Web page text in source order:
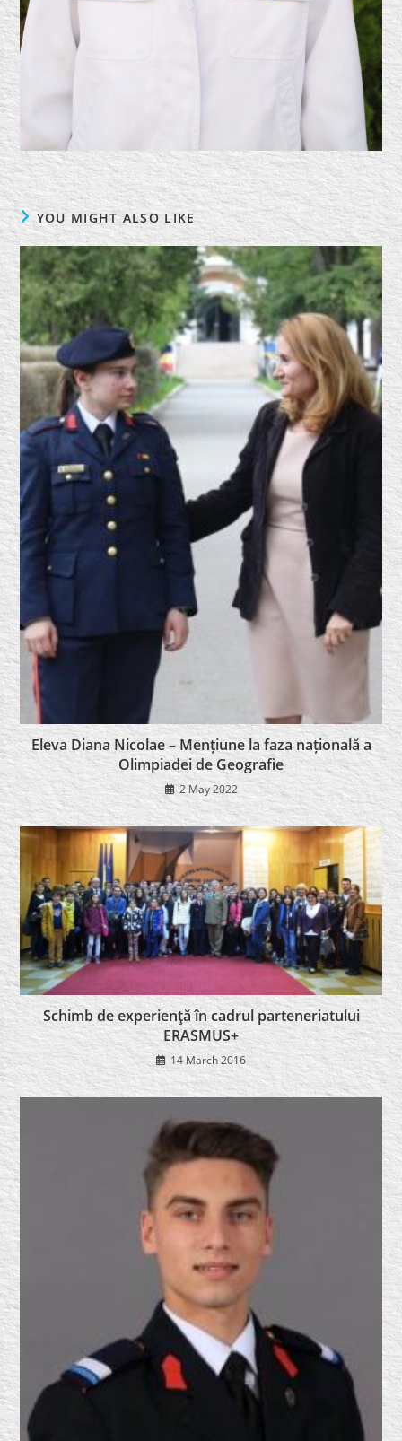
YOU MIGHT ALSO LIKE
Eleva Diana Nicolae – Mențiune la faza națională a
Olimpiadei de Geografie
2 May 2022
Schimb de experienţă în cadrul parteneriatului
ERASMUS+
14 March 2016